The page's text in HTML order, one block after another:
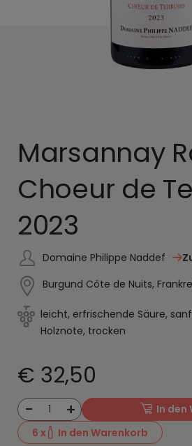
Marsannay
Choeur de
2023
Domaine Philippe Naddef
Burgund Côte de Nuits,
leicht, erfrischende Säure,
Holznote, trocken
€ 32,50
- 1 +
In den
6 x In den Warenkorb